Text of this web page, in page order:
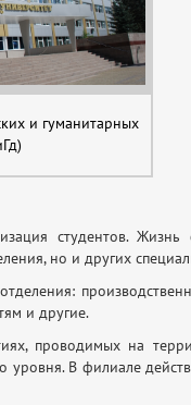
и гуманитарных
студентов.
но и других
и другие.
проводимых на
В филиале